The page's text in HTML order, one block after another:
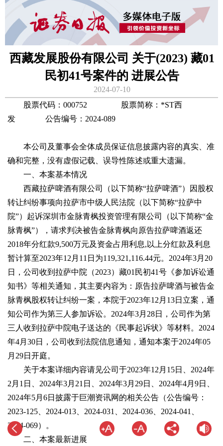
西藏发展股份有限公司 关于(2023) 藏01
民初41号案件的 进展公告
2024-07-10
股票代码：000752 股票简称：*ST西
发 公告编号：2024-089
本公司及董事会全体成员保证信息披露内容的真实、准
确和完整，没有虚假记载、误导性陈述或重大遗漏。
一、本案基本情况
西藏拉萨啤酒有限公司（以下简称“拉萨啤酒”）因股权
转让纠纷事项向拉萨市中级人民法院（以下简称“拉萨中
院”）起诉深圳市金脉青枫投资管理有限公司（以下简称“金
脉青枫”），请求判决被告金脉青枫向原告拉萨啤酒返还
2018年分红款9,500万元及资金占用利息,以上分红款及利息
暂计算至2023年12月11日为119,321,116.44元。2024年3月20
日，公司收到拉萨中院（2023）藏01民初41号《参加诉讼通
知书》等相关通知，其主要内容为：原告拉萨啤酒与被告金
脉青枫股权转让纠纷一案，本院于2023年12月13日立案，通
知公司作为第三人参加诉讼。2024年3月28日，公司作为第
三人收到拉萨中院电子送达的《民事起诉状》等材料。2024
年4月30日，公司收到法院信息通知，通知本案于2024年05
月29日开庭。
关于本案详细内容请见公司于2023年12月15日、2024年
2月1日、2024年3月21日、2024年3月29日、2024年4月9日、
2024年5月6日披露于巨潮资讯网的相关公告（公告编号：
2023-125、2024-013、2024-031、2024-036、2024-041、
2024-069）。
二、本案最新进展